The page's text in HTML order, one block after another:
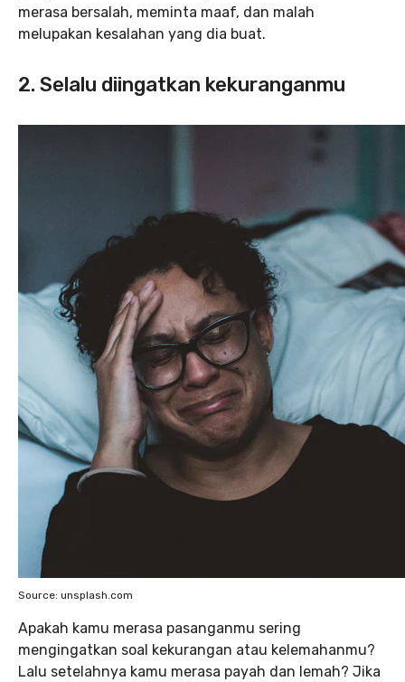
merasa bersalah, meminta maaf, dan malah
melupakan kesalahan yang dia buat.
2. Selalu diingatkan kekuranganmu
Source: unsplash.com
Apakah kamu merasa pasanganmu sering
mengingatkan soal kekurangan atau kelemahanmu?
Lalu setelahnya kamu merasa payah dan lemah? Jika